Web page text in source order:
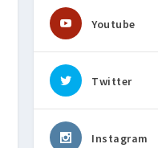
Youtube
Twitter
Instagram